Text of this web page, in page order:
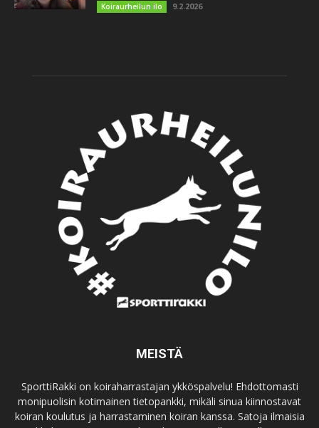
Koiraurheilun ilo 9.2.2026
MEISTÄ
SporttiRakki on koiraharrastajan ykköspalvelu! Ehdottomasti
monipuolisin kotimainen tietopankki, mikäli sinua kiinnostavat
koiran koulutus ja harrastaminen koiran kanssa. Satoja ilmaisia